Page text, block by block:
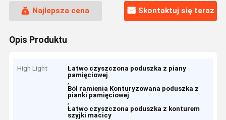
Najlepsza cena Skontaktuj się teraz
Opis Produktu
High Light
Łatwo czyszczona poduszka z piany
pamięciowej
,
Ból ramienia Konturyzowana poduszka z
pianki pamięciowej
,
Łatwo czyszczona poduszka z konturem
szyjki macicy